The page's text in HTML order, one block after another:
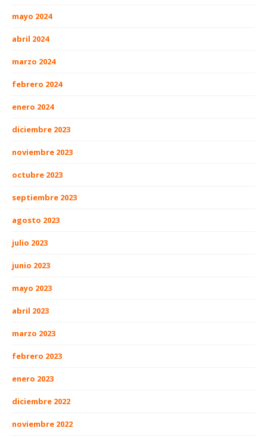
mayo 2024
abril 2024
marzo 2024
febrero 2024
enero 2024
diciembre 2023
noviembre 2023
octubre 2023
septiembre 2023
agosto 2023
julio 2023
junio 2023
mayo 2023
abril 2023
marzo 2023
febrero 2023
enero 2023
diciembre 2022
noviembre 2022